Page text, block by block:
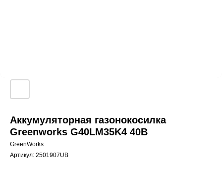
Аккумуляторная газонокосилка
Greenworks G40LM35K4 40В
GreenWorks
Артикул: 2501907UB